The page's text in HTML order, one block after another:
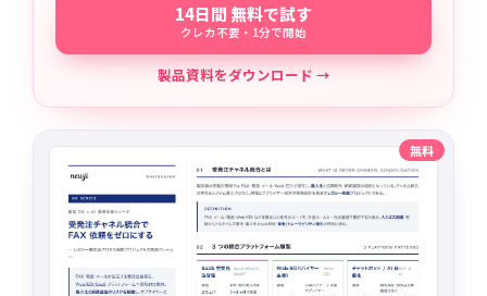
14日間 無料で試す
クレカ不要・1分で開始
製品資料をダウンロード →
無料